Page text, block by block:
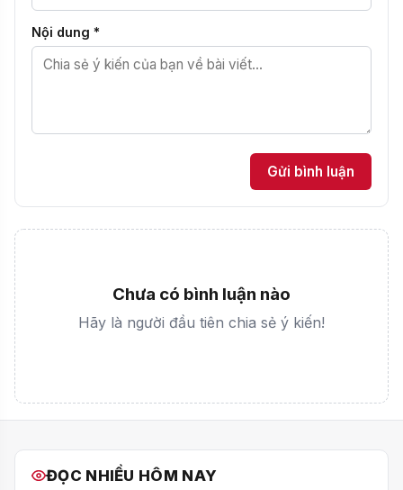
Nội dung *
Gửi bình luận
Chưa có bình luận nào
Hãy là người đầu tiên chia sẻ ý kiến!
ĐỌC NHIỀU HÔM NAY